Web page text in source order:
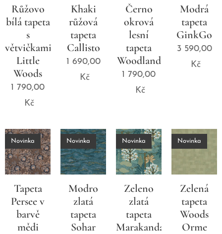
Růžovo
bílá tapeta
s
větvičkami
Little
Woods
1 790,00
Kč
Khaki
růžová
tapeta
Callisto
1 690,00
Kč
Černo
okrová
lesní
tapeta
Woodland
1 790,00
Kč
Modrá
tapeta
GinkGo
3 590,00
Kč
Tapeta
Persee v
barvě
mědi
Novinka
Modro
zlatá
tapeta
Sohar
Novinka
Zeleno
zlatá
tapeta
Marakanda
Novinka
Zelená
tapeta
Woods
Orme
Novinka